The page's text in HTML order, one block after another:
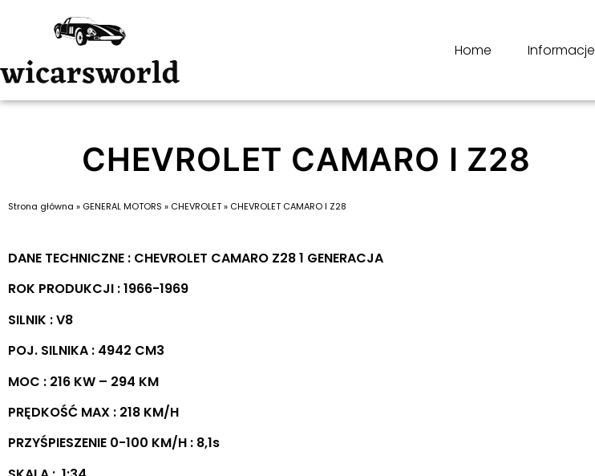
Home Informacje
CHEVROLET CAMARO I Z28
Strona główna » GENERAL MOTORS » CHEVROLET» CHEVROLET CAMARO I Z28
DANE TECHNICZNE : CHEVROLET CAMARO Z28 1 GENERACJA
ROK PRODUKCJI : 1966-1969
SILNIK : V8
POJ. SILNIKA : 4942 CM3
MOC : 216 KW – 294 KM
PRĘDKOŚĆ MAX : 218 KM/H
PRZYŚPIESZENIE 0-100 KM/H : 8,1s